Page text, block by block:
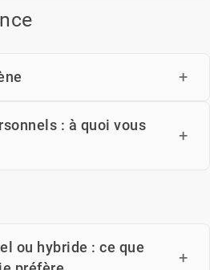
: à quoi vous
ou hybride : ce que